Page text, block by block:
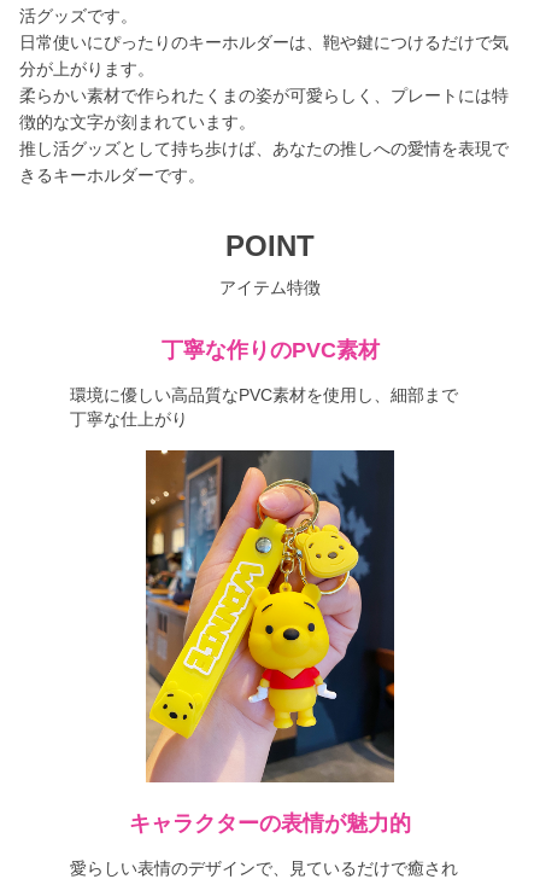
活グッズです。
日常使いにぴったりのキーホルダーは、鞄や鍵につけるだけで気
分が上がります。
柔らかい素材で作られたくまの姿が可愛らしく、プレートには特
徴的な文字が刻まれています。
推し活グッズとして持ち歩けば、あなたの推しへの愛情を表現で
きるキーホルダーです。
POINT
アイテム特徴
丁寧な作りのPVC素材
環境に優しい高品質なPVC素材を使用し、細部まで
丁寧な仕上がり
キャラクターの表情が魅力的
愛らしい表情のデザインで、見ているだけで癒され